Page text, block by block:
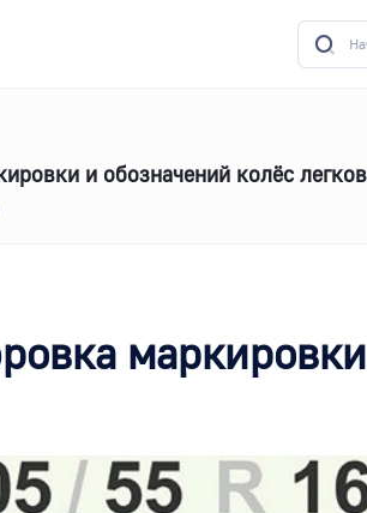
и обозначений колёс